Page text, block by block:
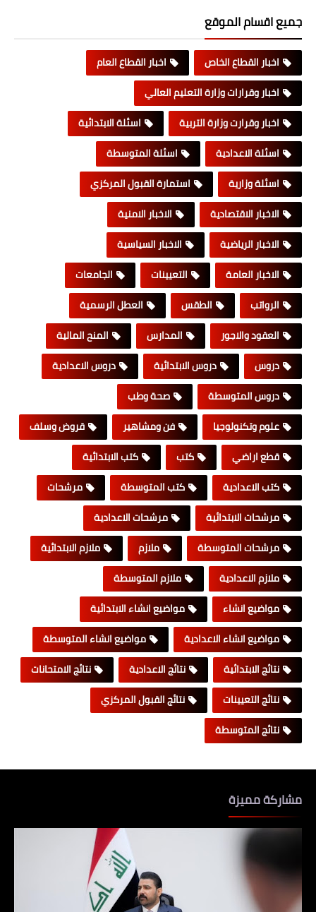
جميع اقسام الموقع
اخبار القطاع الخاص
اخبار القطاع العام
اخبار وقرارات وزارة التعليم العالي
اخبار وقرارت وزارة التربية
اسئلة الابتدائية
اسئلة الاعدادية
اسئلة المتوسطة
اسئلة وزارية
استمارة القبول المركزي
الاخبار الاقتصادية
الاخبار الامنية
الاخبار الرياضية
الاخبار السياسية
الاخبار العامة
التعيينات
الجامعات
الرواتب
الطقس
العطل الرسمية
العقود والاجور
المدارس
المنح المالية
دروس
دروس الابتدائية
دروس الاعدادية
دروس المتوسطة
صحة وطب
علوم وتكنولوجيا
فن ومشاهير
قروض وسلف
قطع اراضي
كتب
كتب الابتدائية
كتب الاعدادية
كتب المتوسطة
مرشحات
مرشحات الابتدائية
مرشحات الاعدادية
مرشحات المتوسطة
ملازم
ملازم الابتدائية
ملازم الاعدادية
ملازم المتوسطة
مواضيع انشاء
مواضيع انشاء الابتدائية
مواضيع انشاء الاعدادية
مواضيع انشاء المتوسطة
نتائج الابتدائية
نتائج الاعدادية
نتائج الامتحانات
نتائج التعيينات
نتائج القبول المركزي
نتائج المتوسطة
مشاركة مميزة